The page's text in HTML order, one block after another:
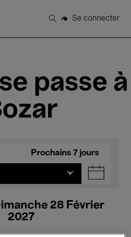
Rechercher
Se connecter
passe à
Prochains 7 jours
28 Février
2027